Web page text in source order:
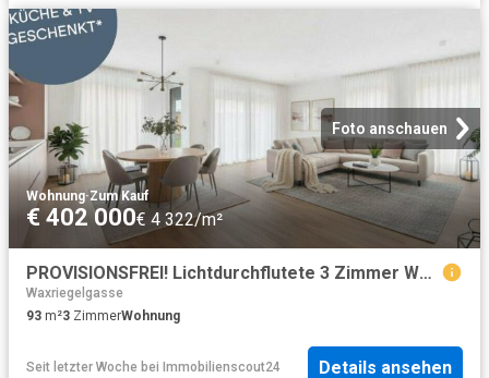
Foto anschauen
Wohnung·Zum Kauf
€ 402 000€ 4 322/m²
PROVISIONSFREI! Lichtdurchflutete 3 Zimmer Wohnung mit großer Wohnküche | Sonnige Loggia, Schrankraum | Bezugsfertig
Waxriegelgasse
93 m²3 ZimmerWohnung
Seit letzter Woche bei Immobilienscout24 Details ansehen